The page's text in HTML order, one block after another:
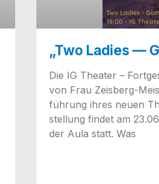
„Two Ladies —
Die IG Thea­ter –
von Frau Zeisberg-
füh­rung ihres neu­en
stel­lung fin­det am
der Aula statt. Was